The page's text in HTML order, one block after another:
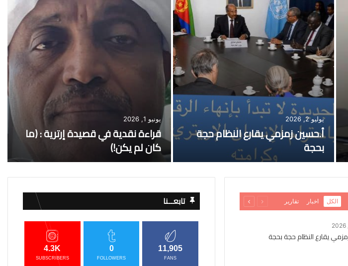
يوليو 2, 2026
أ.حسين زمزمي يقارع النظام حجة
بحجة
يونيو 1, 2026
قراءة نقدية في قصيدة إرترية : (ما
كان لم يكن!)
الكل اخبار تقارير
السابقة
الصفحة
التالية
يقارع النظام حجة بحجة
تابعـــنا
11,905
FANS
0
FOLLOWERS
4.3K
SUBSCRIBERS